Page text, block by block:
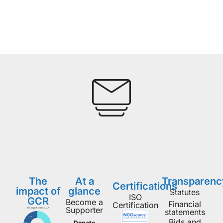
The
impact of
GCR
At a
glance
Become a
Supporter
Certifications
ISO
Certification
Statutes
Financial
statements